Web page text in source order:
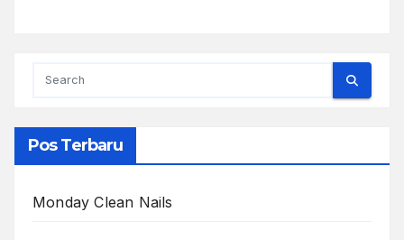
Pos Terbaru
Monday Clean Nails